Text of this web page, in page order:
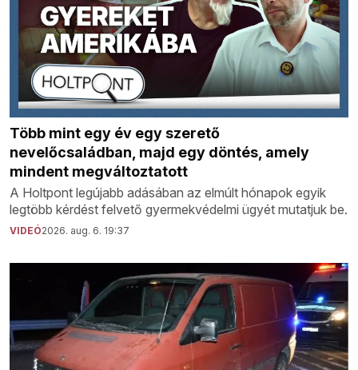
Több mint egy év egy szerető
nevelőcsaládban, majd egy döntés, amely
mindent megváltoztatott
A Holtpont legújabb adásában az elmúlt hónapok egyik
legtöbb kérdést felvető gyermekvédelmi ügyét mutatjuk be.
VIDEÓ2026. aug. 6. 19:37